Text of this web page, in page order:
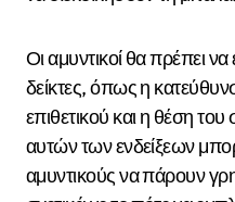
Οι αμυντικοί θα πρέπει
δείκτες, όπως η
επιθετικού και η θέση
αυτών των ενδείξεων
αμυντικούς να πάρουν